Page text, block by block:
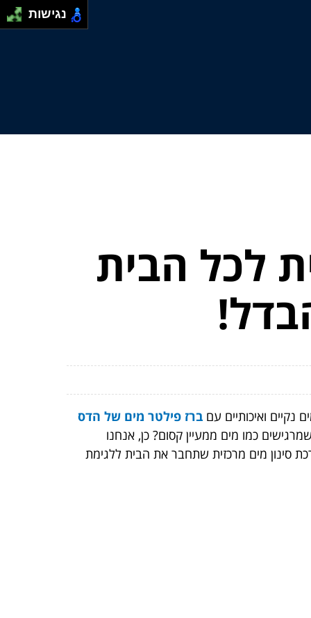
לכל הבית
ואיכותיים עם ברז פילטר מים של הדס
כמו מים ממעיין קסום? כן, אנחנו
סינון מים מרכזית שתחבר את הבית ללגימת
נגישות